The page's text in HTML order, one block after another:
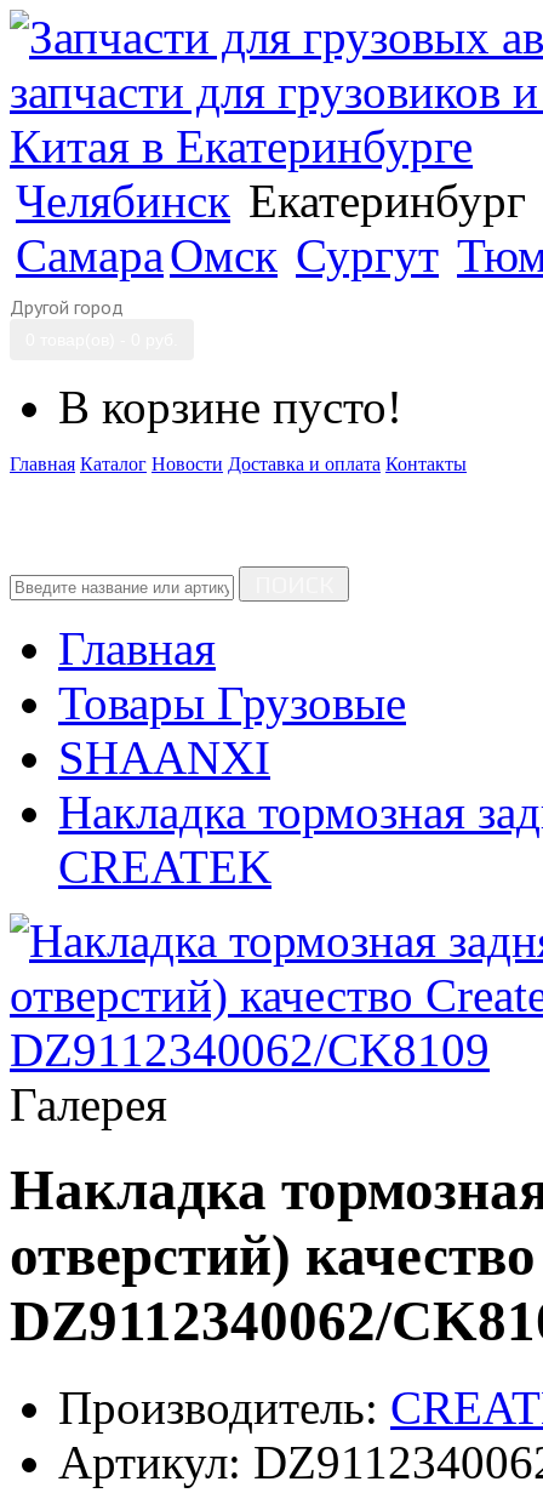
Челябинск Екатеринбург
СамараОмск Сургут
Другой город
В корзине пусто!
Главная Каталог Новости Доставка и оплата Контакты
Главная
Товары Грузовые
SHAANXI
Накладка тормозная
CREATEK
Галерея
Накладка
отверстий)
DZ9112340062/
Производитель:
Артикул: